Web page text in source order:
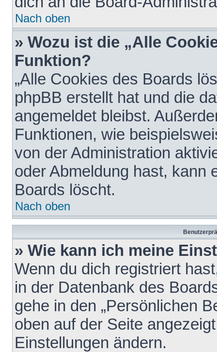
Nach oben
» Wozu ist die „Alle
Funktion?
„Alle Cookies des Boards
phpBB erstellt hat und die
angemeldet bleibst.
Funktionen, wie
von der Administration
oder Abmeldung hast, kann
Boards löscht.
Nach oben
» Wie kann ich meine
Wenn du dich registriert
in der Datenbank des
gehe in den „Persönlichen
oben auf der Seite
Einstellungen ändern.